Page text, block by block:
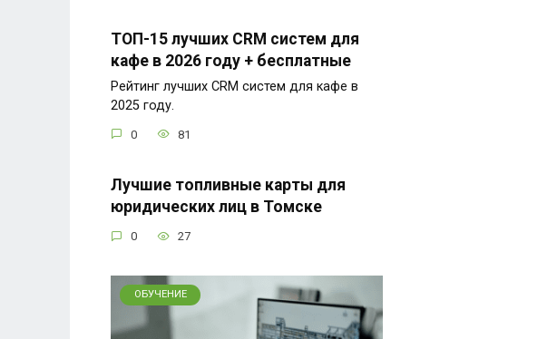
ТОП-15 лучших CRM систем для
кафе в 2026 году + бесплатные
Рейтинг лучших CRM систем для кафе в
2025 году.
0 81
Лучшие топливные карты для
юридических лиц в Томске
0 27
ОБУЧЕНИЕ